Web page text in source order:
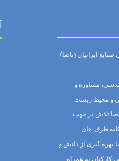
ایرانیان (تاصا)ُ
مشاوره و
و محیط زیست
تلاش در جهت
طرف های
بهره گیری از دانش و
کارکنان به همراه